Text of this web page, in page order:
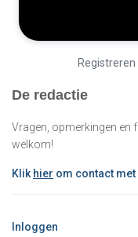
Registreren
De redactie
Vragen, opmerkingen en
welkom!
Klik hier om contact
Inloggen